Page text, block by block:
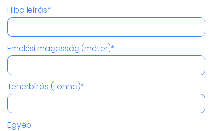
Hiba leírás*
Emelési magasság (méter)*
Teherbírás (tonna)*
Egyéb